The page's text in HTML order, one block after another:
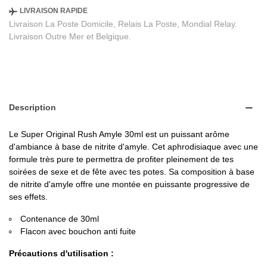
LIVRAISON RAPIDE
Livraison La Poste Domicile, Relais La Poste, Mondial Relay.
Livraison Outre Mer et Belgique.
Description
Le Super Original Rush Amyle 30ml est un puissant arôme
d'ambiance à base de nitrite d'amyle. Cet aphrodisiaque avec une
formule très pure te permettra de profiter pleinement de tes
soirées de sexe et de fête avec tes potes. Sa composition à base
de nitrite d'amyle offre une montée en puissante progressive de
ses effets.
Contenance de 30ml
Flacon avec bouchon anti fuite
Précautions d'utilisation :